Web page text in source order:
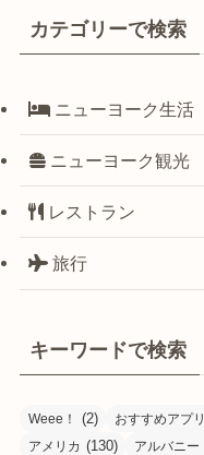
カテゴリーで検索
ニューヨーク生活
ニューヨーク観光
レストラン
旅行
キーワードで検索
Weee！ (2) おすすめアプリ
アメリカ (130) アルバニー